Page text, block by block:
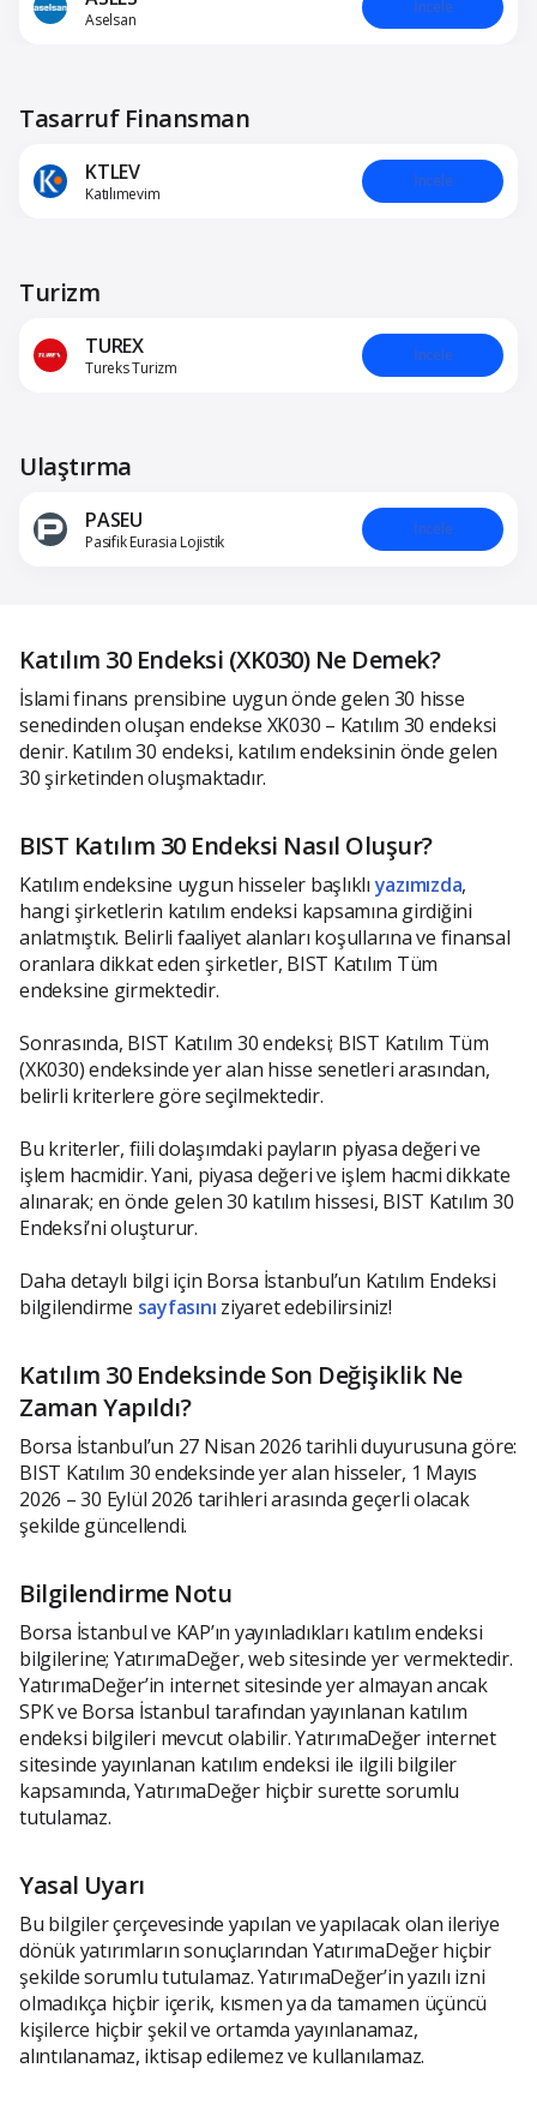
Aselsan
İncele
Tasarruf Finansman
KTLEV
Katılımevim
İncele
Turizm
TUREX
Tureks Turizm
İncele
Ulaştırma
PASEU
Pasifik Eurasia Lojistik
İncele
Katılım 30 Endeksi (XK030) Ne Demek?
İslami finans prensibine uygun önde gelen 30 hisse
senedinden oluşan endekse XK030 – Katılım 30 endeksi
denir. Katılım 30 endeksi, katılım endeksinin önde gelen
30 şirketinden oluşmaktadır.
BIST Katılım 30 Endeksi Nasıl Oluşur?
Katılım endeksine uygun hisseler başlıklıyazımızda,
hangi şirketlerin katılım endeksi kapsamına girdiğini
anlatmıştık. Belirli faaliyet alanları koşullarına ve finansal
oranlara dikkat eden şirketler, BIST Katılım Tüm
endeksine girmektedir.
Sonrasında, BIST Katılım 30 endeksi; BIST Katılım Tüm
(XK030) endeksinde yer alan hisse senetleri arasından,
belirli kriterlere göre seçilmektedir.
Bu kriterler, fiili dolaşımdaki payların piyasa değeri ve
işlem hacmidir. Yani, piyasa değeri ve işlem hacmi dikkate
alınarak; en önde gelen 30 katılım hissesi, BIST Katılım 30
Endeksi’ni oluşturur.
Daha detaylı bilgi için Borsa İstanbul’un Katılım Endeksi
bilgilendirme sayfasını ziyaret edebilirsiniz!
Katılım 30 Endeksinde Son Değişiklik Ne
Zaman Yapıldı?
Borsa İstanbul’un 27 Nisan 2026 tarihli duyurusuna göre:
BIST Katılım 30 endeksinde yer alan hisseler, 1 Mayıs
2026 – 30 Eylül 2026 tarihleri arasında geçerli olacak
şekilde güncellendi.
Bilgilendirme Notu
Borsa İstanbul ve KAP’ın yayınladıkları katılım endeksi
bilgilerine; YatırımaDeğer, web sitesinde yer vermektedir.
YatırımaDeğer’in internet sitesinde yer almayan ancak
SPK ve Borsa İstanbul tarafından yayınlanan katılım
endeksi bilgileri mevcut olabilir. YatırımaDeğer internet
sitesinde yayınlanan katılım endeksi ile ilgili bilgiler
kapsamında, YatırımaDeğer hiçbir surette sorumlu
tutulamaz.
Yasal Uyarı
Bu bilgiler çerçevesinde yapılan ve yapılacak olan ileriye
dönük yatırımların sonuçlarından YatırımaDeğer hiçbir
şekilde sorumlu tutulamaz. YatırımaDeğer’in yazılı izni
olmadıkça hiçbir içerik, kısmen ya da tamamen üçüncü
kişilerce hiçbir şekil ve ortamda yayınlanamaz,
alıntılanamaz, iktisap edilemez ve kullanılamaz.